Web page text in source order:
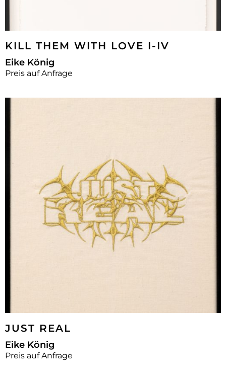
KILL THEM WITH LOVE I-IV
Eike König
Preis auf Anfrage
JUST REAL
Eike König
Preis auf Anfrage